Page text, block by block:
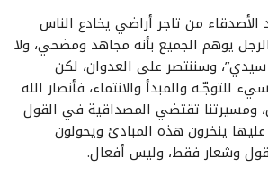
من تاجر أراضي يخادع الناس
يوهم الجميع بأنه مجاهد ومضحي، ولا
وسننتصر على العدوان، لكن
للتوجّـه والمبدأ والانتماء، فأنصار الله
ومسيرتنا تقتضي المصداقية في القول
ينخرون هذه المبادئ ويحولون
وشعار فقط، وليس أفعال.